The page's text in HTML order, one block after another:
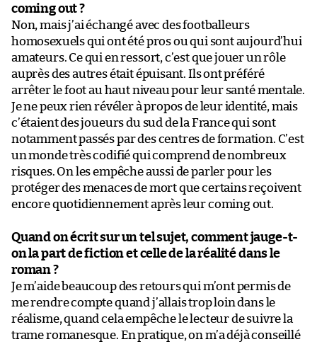
coming out ?
Non, mais j’ai échangé avec des footballeurs
homosexuels qui ont été pros ou qui sont aujourd’hui
amateurs. Ce qui en ressort, c’est que jouer un rôle
auprès des autres était épuisant. Ils ont préféré
arrêter le foot au haut niveau pour leur santé mentale.
Je ne peux rien révéler à propos de leur identité, mais
c’étaient des joueurs du sud de la France qui sont
notamment passés par des centres de formation. C’est
un monde très codifié qui comprend de nombreux
risques. On les empêche aussi de parler pour les
protéger des menaces de mort que certains reçoivent
encore quotidiennement après leur coming out.
Quand on écrit sur un tel sujet, comment jauge-t-
on la part de fiction et celle de la réalité dans le
roman ?
Je m’aide beaucoup des retours qui m’ont permis de
me rendre compte quand j’allais trop loin dans le
réalisme, quand cela empêche le lecteur de suivre la
trame romanesque. En pratique, on m’a déjà conseillé